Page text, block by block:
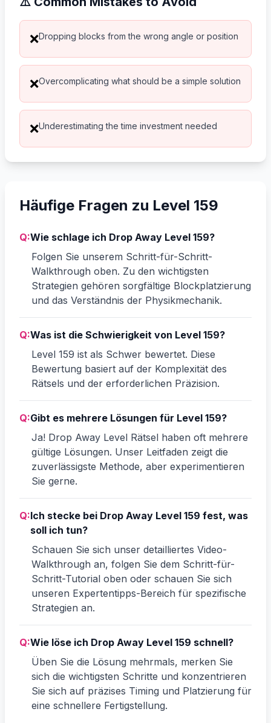
❌Dropping blocks from the wrong angle or position
❌Overcomplicating what should be a simple solution
❌Underestimating the time investment needed
Häufige Fragen zu Level 159
Q:Wie schlage ich Drop Away Level 159?
Folgen Sie unserem Schritt-für-Schritt-
Walkthrough oben. Zu den wichtigsten
Strategien gehören sorgfältige Blockplatzierung
und das Verständnis der Physikmechanik.
Q:Was ist die Schwierigkeit von Level 159?
Level 159 ist als Schwer bewertet. Diese
Bewertung basiert auf der Komplexität des
Rätsels und der erforderlichen Präzision.
Q:Gibt es mehrere Lösungen für Level 159?
Ja! Drop Away Level Rätsel haben oft mehrere
gültige Lösungen. Unser Leitfaden zeigt die
zuverlässigste Methode, aber experimentieren
Sie gerne.
Q:Ich stecke bei Drop Away Level 159 fest, was
soll ich tun?
Schauen Sie sich unser detailliertes Video-
Walkthrough an, folgen Sie dem Schritt-für-
Schritt-Tutorial oben oder schauen Sie sich
unseren Expertentipps-Bereich für spezifische
Strategien an.
Q:Wie löse ich Drop Away Level 159 schnell?
Üben Sie die Lösung mehrmals, merken Sie
sich die wichtigsten Schritte und konzentrieren
Sie sich auf präzises Timing und Platzierung für
eine schnellere Fertigstellung.